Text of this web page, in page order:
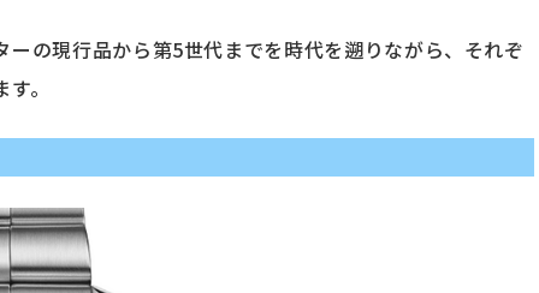
の現行品から第5世代までを時代を遡りながら、それぞ
。